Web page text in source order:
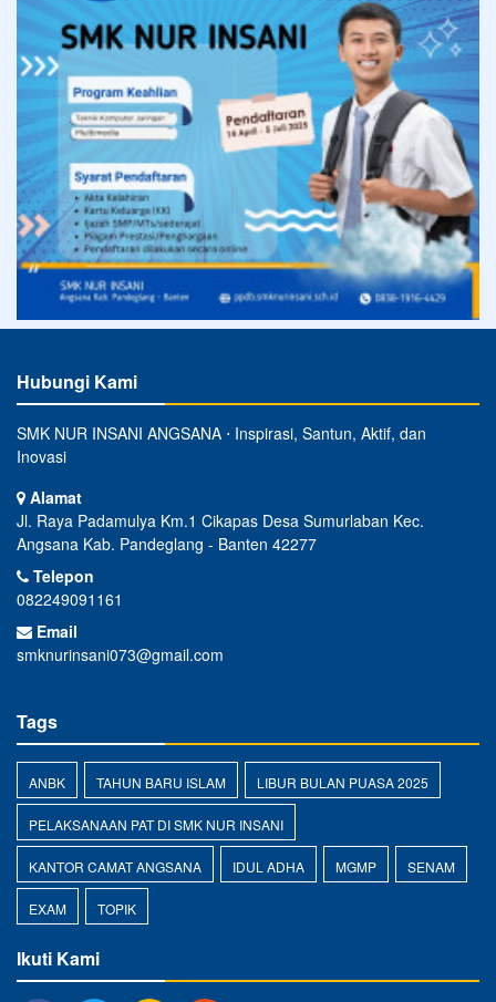
Hubungi Kami
SMK NUR INSANI ANGSANA ⋅ Inspirasi, Santun, Aktif, dan
Inovasi
Alamat
Jl. Raya Padamulya Km.1 Cikapas Desa Sumurlaban Kec.
Angsana Kab. Pandeglang - Banten 42277
Telepon
082249091161
Email
smknurinsani073@gmail.com
Tags
ANBK TAHUN BARU ISLAM LIBUR BULAN PUASA 2025
PELAKSANAAN PAT DI SMK NUR INSANI
KANTOR CAMAT ANGSANA IDUL ADHA MGMP SENAM
EXAM TOPIK
Ikuti Kami